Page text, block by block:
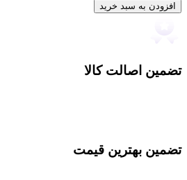
افزودن به سبد خرید
تضمین اصالت کالا
تضمین بهترین قیمت